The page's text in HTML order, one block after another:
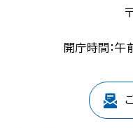
開庁時間：